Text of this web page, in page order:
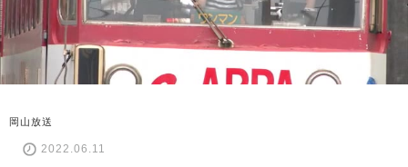
岡山放送
2022.06.11